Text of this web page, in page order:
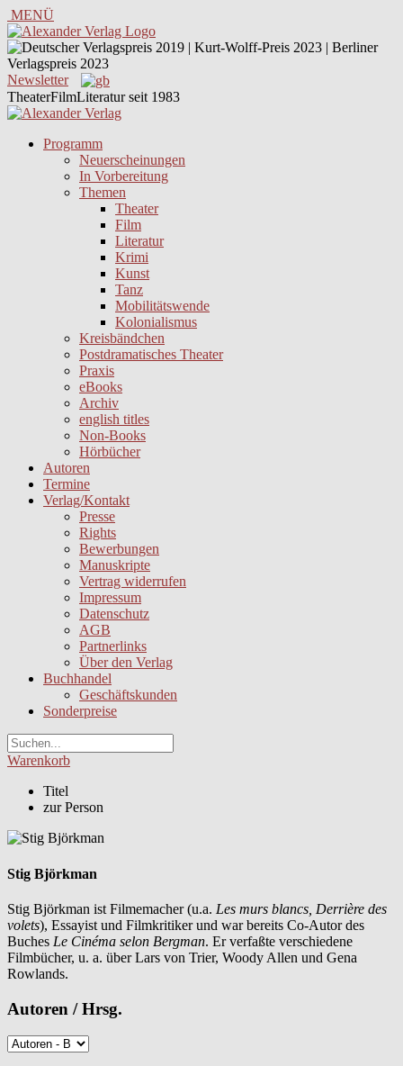
MENÜ
Newsletter
TheaterFilmLiteratur seit 1983
Programm
Neuerscheinungen
In Vorbereitung
Themen
Theater
Film
Literatur
Krimi
Kunst
Tanz
Mobilitätswende
Kolonialismus
Kreisbändchen
Postdramatisches Theater
Praxis
eBooks
Archiv
english titles
Non-Books
Hörbücher
Autoren
Termine
Verlag/Kontakt
Presse
Rights
Bewerbungen
Manuskripte
Vertrag widerrufen
Impressum
Datenschutz
AGB
Partnerlinks
Über den Verlag
Buchhandel
Geschäftskunden
Sonderpreise
Warenkorb
Titel
zur Person
Stig Björkman
Stig Björkman ist Filmemacher (u.a. Les murs blancs, Derrière des
volets), Essayist und Filmkritiker und war bereits Co-Autor des
Buches Le Cinéma selon Bergman. Er verfaßte verschiedene
Filmbücher, u. a. über Lars von Trier, Woody Allen und Gena
Rowlands.
Autoren / Hrsg.